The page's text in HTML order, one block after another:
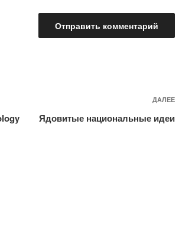
ДАЛЕЕ
Ядовитые национальные идеи